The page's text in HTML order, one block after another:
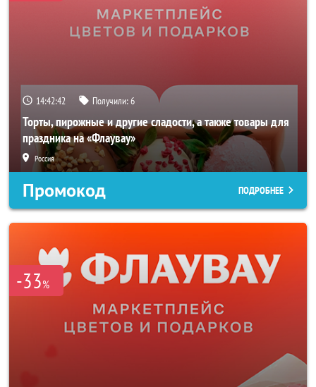
14:42:42 Получили:6
Торты, пирожные и другие сладости, а также товары для
праздника на «Флаувау»
Россия
Промокод ПОДРОБНЕЕ
-33%